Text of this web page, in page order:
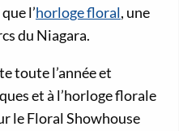
l’horloge floral, une
du Niagara.
toute l’année et
et à l’horloge florale
le Floral Showhouse